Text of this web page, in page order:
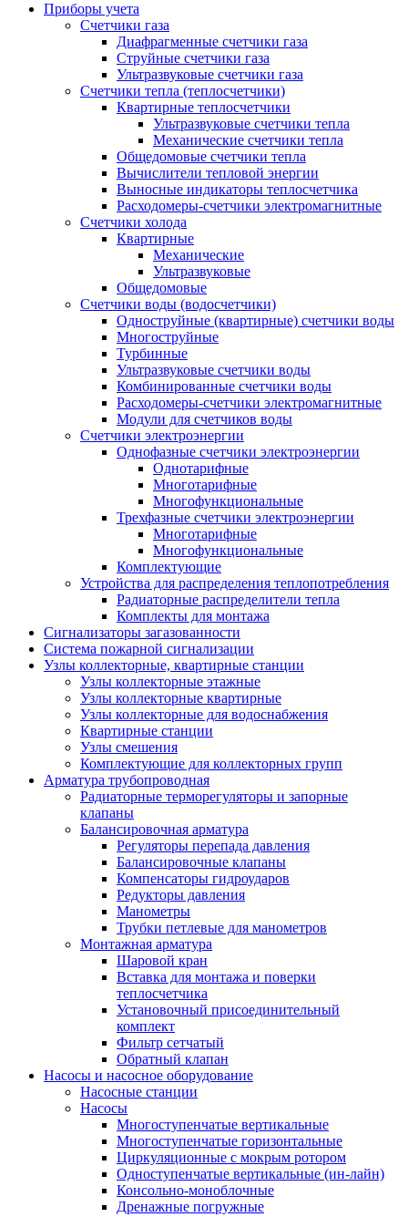
Приборы учета
Счетчики газа
Диафрагменные счетчики газа
Струйные счетчики газа
Ультразвуковые счетчики газа
Счетчики тепла (теплосчетчики)
Квартирные теплосчетчики
Ультразвуковые счетчики тепла
Механические счетчики тепла
Общедомовые счетчики тепла
Вычислители тепловой энергии
Выносные индикаторы теплосчетчика
Расходомеры-счетчики электромагнитные
Счетчики холода
Квартирные
Механические
Ультразвуковые
Общедомовые
Счетчики воды (водосчетчики)
Одноструйные (квартирные) счетчики воды
Многоструйные
Турбинные
Ультразвуковые счетчики воды
Комбинированные счетчики воды
Расходомеры-счетчики электромагнитные
Модули для счетчиков воды
Счетчики электроэнергии
Однофазные счетчики электроэнергии
Однотарифные
Многотарифные
Многофункциональные
Трехфазные счетчики электроэнергии
Многотарифные
Многофункциональные
Комплектующие
Устройства для распределения теплопотребления
Радиаторные распределители тепла
Комплекты для монтажа
Сигнализаторы загазованности
Система пожарной сигнализации
Узлы коллекторные, квартирные станции
Узлы коллекторные этажные
Узлы коллекторные квартирные
Узлы коллекторные для водоснабжения
Квартирные станции
Узлы смешения
Комплектующие для коллекторных групп
Арматура трубопроводная
Радиаторные терморегуляторы и запорные
клапаны
Балансировочная арматура
Регуляторы перепада давления
Балансировочные клапаны
Компенсаторы гидроударов
Редукторы давления
Манометры
Трубки петлевые для манометров
Монтажная арматура
Шаровой кран
Вставка для монтажа и поверки
теплосчетчика
Установочный присоединительный
комплект
Фильтр сетчатый
Обратный клапан
Насосы и насосное оборудование
Насосные станции
Насосы
Многоступенчатые вертикальные
Многоступенчатые горизонтальные
Циркуляционные с мокрым ротором
Одноступенчатые вертикальные (ин-лайн)
Консольно-моноблочные
Дренажные погружные